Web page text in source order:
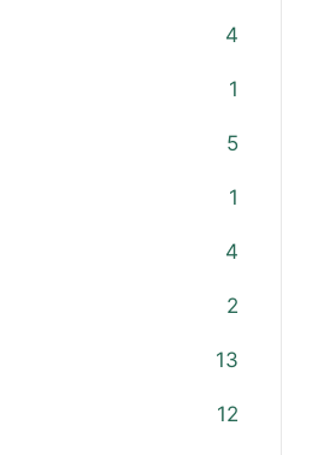
4
1
5
1
4
2
13
12